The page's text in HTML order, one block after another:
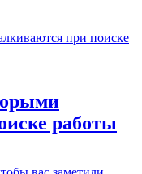
работы